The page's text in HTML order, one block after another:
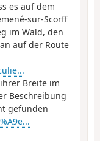
es auf dem
sur-Scorff
im Wald, den
auf der Route
Breite im
Beschreibung
gefunden